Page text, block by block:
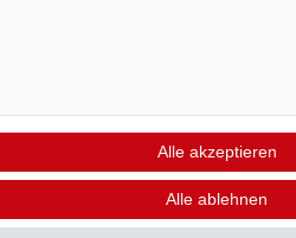
Alle akzeptieren
Alle ablehnen